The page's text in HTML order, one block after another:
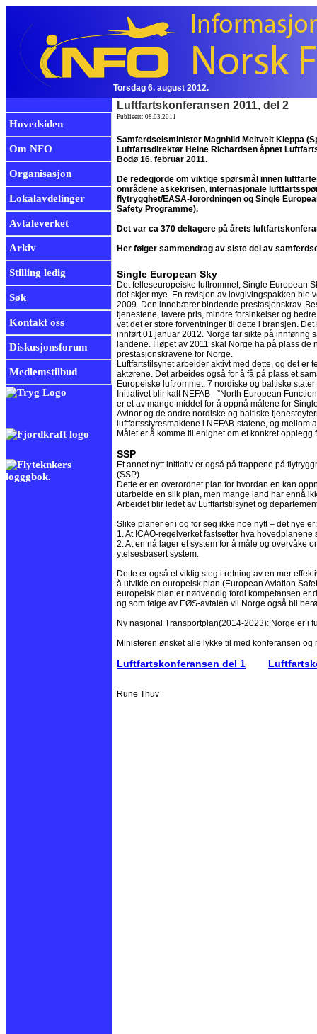
Torsdag 6. august 2012.
Hovedsiden
Om NFO
Organisasjon
Lokalavdelinger
Avtaleverket
Arkiv
Stilling ledig
Søk
Kontakt oss
Diskusjonsforum
Medlemstilbud
Luftfartskonferansen 2011, del 2
Publisert: 08.03.2011
Samferdselsminister Magnhild Meltveit Kleppa
Luftfartsdirektør Heine Richardsen åpnet
Bodø 16. februar 2011.
De redegjorde om viktige spørsmål innen
områdene askekrisen, internasjonale
flytrygghet/EASA-forordningen og Single
Safety Programme).
Det var ca 370 deltagere på årets
Her følger sammendrag av siste del av
Single European Sky
Det felleseuropeiske luftrommet, Single European
det skjer mye. En revisjon av lovgivingspakken ble
2009. Den innebærer bindende prestasjonskrav.
tjenestene, lavere pris, mindre forsinkelser og
vet det er store forventninger til dette i bransjen.
innført 01.januar 2012. Norge tar sikte på innføring
landene. I løpet av 2011 skal Norge ha på plass de
prestasjonskravene for Norge.
Luftfartstilsynet arbeider aktivt med dette, og det er
aktørene. Det arbeides også for å få på plass et
Europeiske luftrommet. 7 nordiske og baltiske stater
Initiativet blir kalt NEFAB - ”North European
er et av mange middel for å oppnå målene for
Avinor og de andre nordiske og baltiske
luftfartsstyresmaktene i NEFAB-statene, og mellom
Målet er å komme til enighet om et konkret
SSP
Et annet nytt initiativ er også på trappene på
(SSP).
Dette er en overordnet plan for hvordan en kan
utarbeide en slik plan, men mange land har ennå
Arbeidet blir ledet av Luftfartstilsynet og
Slike planer er i og for seg ikke noe nytt – det nye er:
1. At ICAO-regelverket fastsetter hva
2. At en nå lager et system for å måle og overvåke
ytelsesbasert system.
Dette er også et viktig steg i retning av en mer
å utvikle en europeisk plan (European Aviation
europeisk plan er nødvendig fordi kompetansen er
og som følge av EØS-avtalen vil Norge også bli
Ny nasjonal Transportplan(2014-2023): Norge er i
Ministeren ønsket alle lykke til med konferansen
Luftfartskonferansen del 1
Rune Thuv